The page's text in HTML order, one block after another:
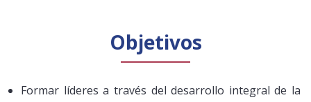
Objetivos
Formar líderes a través del desarrollo integral de la